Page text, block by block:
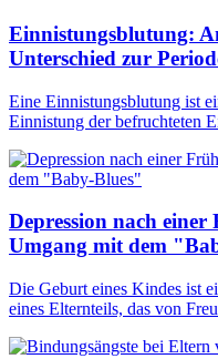
Einnistungsblutung:
Unterschied zur
Eine Einnistungsblutung ist
Einnistung der befruchteten
Depression nach
Umgang mit dem
Die Geburt eines Kindes ist
eines Elternteils, das von